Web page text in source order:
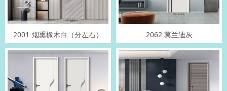
2001-烟熏橡木白（分左右） 2062 莫兰迪灰